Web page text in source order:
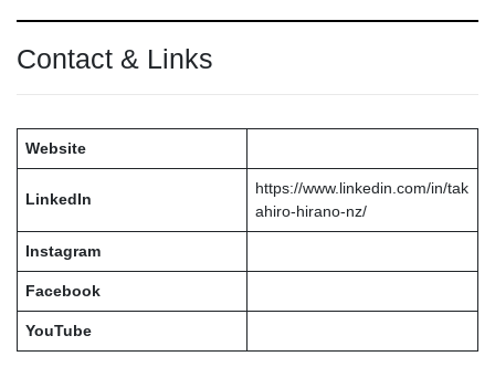
Contact & Links
Website
LinkedIn
https://www.linkedin.com/in/tak
ahiro-hirano-nz/
Instagram
Facebook
YouTube